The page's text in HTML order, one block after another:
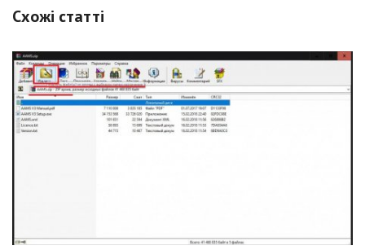
Схожі статті